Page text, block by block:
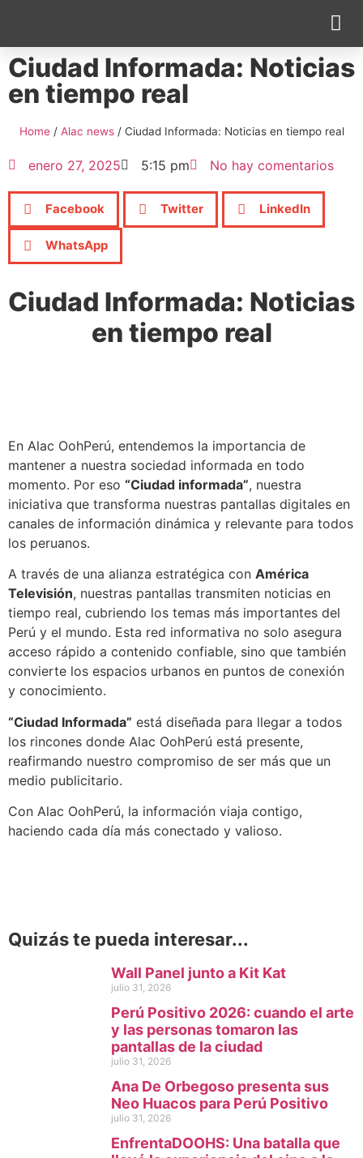
Ciudad Informada: Noticias
en tiempo real
Home/ Alac news/ Ciudad Informada: Noticias en tiempo real
enero 27, 2025 5:15 pm No hay comentarios
Facebook Twitter LinkedIn
WhatsApp
Ciudad Informada: Noticias
en tiempo real
En Alac OohPerú, entendemos la importancia de
mantener a nuestra sociedad informada en todo
momento. Por eso “Ciudad informada”, nuestra
iniciativa que transforma nuestras pantallas digitales en
canales de información dinámica y relevante para todos
los peruanos.
A través de una alianza estratégica con América
Televisión, nuestras pantallas transmiten noticias en
tiempo real, cubriendo los temas más importantes del
Perú y el mundo. Esta red informativa no solo asegura
acceso rápido a contenido confiable, sino que también
convierte los espacios urbanos en puntos de conexión
y conocimiento.
“Ciudad Informada” está diseñada para llegar a todos
los rincones donde Alac OohPerú está presente,
reafirmando nuestro compromiso de ser más que un
medio publicitario.
Con Alac OohPerú, la información viaja contigo,
haciendo cada día más conectado y valioso.
Quizás te pueda interesar...
Wall Panel junto a Kit Kat
julio 31, 2026
Perú Positivo 2026: cuando el arte
y las personas tomaron las
pantallas de la ciudad
julio 31, 2026
Ana De Orbegoso presenta sus
Neo Huacos para Perú Positivo
julio 31, 2026
EnfrentaDOOHS: Una batalla que